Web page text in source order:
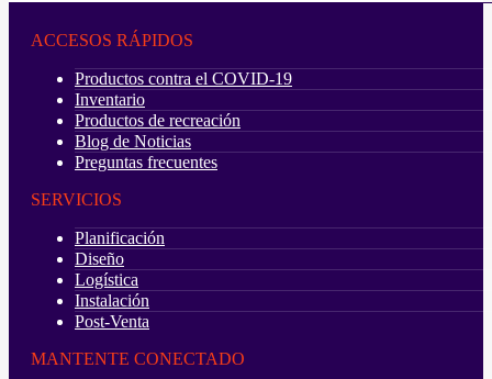
ACCESOS RÁPIDOS
Productos contra el COVID-19
Inventario
Productos de recreación
Blog de Noticias
Preguntas frecuentes
SERVICIOS
Planificación
Diseño
Logística
Instalación
Post-Venta
MANTENTE CONECTADO